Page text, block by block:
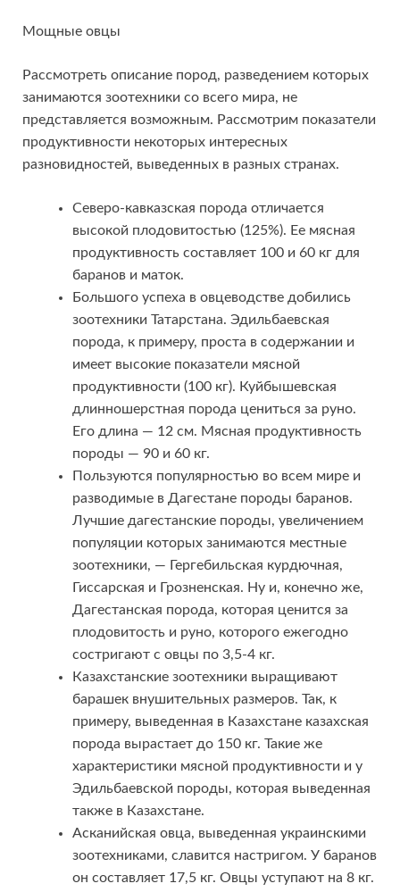
Мощные овцы
Рассмотреть описание пород, разведением которых
занимаются зоотехники со всего мира, не
представляется возможным. Рассмотрим показатели
продуктивности некоторых интересных
разновидностей, выведенных в разных странах.
Северо-кавказская порода отличается
высокой плодовитостью (125%). Ее мясная
продуктивность составляет 100 и 60 кг для
баранов и маток.
Большого успеха в овцеводстве добились
зоотехники Татарстана. Эдильбаевская
порода, к примеру, проста в содержании и
имеет высокие показатели мясной
продуктивности (100 кг). Куйбышевская
длинношерстная порода цениться за руно.
Его длина — 12 см. Мясная продуктивность
породы — 90 и 60 кг.
Пользуются популярностью во всем мире и
разводимые в Дагестане породы баранов.
Лучшие дагестанские породы, увеличением
популяции которых занимаются местные
зоотехники, — Гергебильская курдючная,
Гиссарская и Грозненская. Ну и, конечно же,
Дагестанская порода, которая ценится за
плодовитость и руно, которого ежегодно
состригают с овцы по 3,5-4 кг.
Казахстанские зоотехники выращивают
барашек внушительных размеров. Так, к
примеру, выведенная в Казахстане казахская
порода вырастает до 150 кг. Такие же
характеристики мясной продуктивности и у
Эдильбаевской породы, которая выведенная
также в Казахстане.
Асканийская овца, выведенная украинскими
зоотехниками, славится настригом. У баранов
он составляет 17,5 кг. Овцы уступают на 8 кг.